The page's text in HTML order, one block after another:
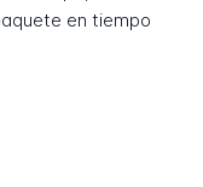
en tiempo